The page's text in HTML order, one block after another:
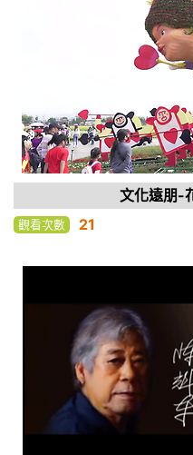
文化遠朋-
觀看次數 21